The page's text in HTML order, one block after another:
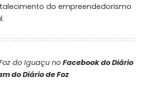
do empreendedorismo
do Iguaçu no Facebook do Diário
do Diário de Foz